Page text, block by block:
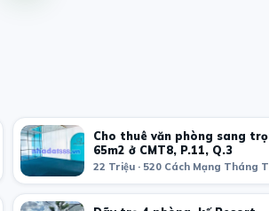
Cho thuê văn phòng sang
65m2 ở CMT8, P.11, Q.3